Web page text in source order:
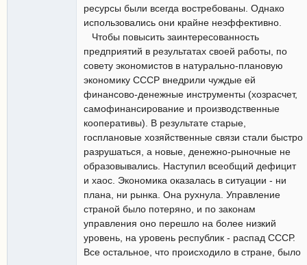
ресурсы были всегда востребованы. Однако
использовались они крайне неэффективно.
Чтобы повысить заинтересованность
предприятий в результатах своей работы, по
совету экономистов в натурально-плановую
экономику СССР внедрили чуждые ей
финансово-денежные инструменты (хозрасчет,
самофинансирование и производственные
кооперативы). В результате старые,
госплановые хозяйственные связи стали быстро
разрушаться, а новые, денежно-рыночные не
образовывались. Наступил всеобщий дефицит
и хаос. Экономика оказалась в ситуации - ни
плана, ни рынка. Она рухнула. Управление
страной было потеряно, и по законам
управления оно перешло на более низкий
уровень, на уровень республик - распад СССР.
Все остальное, что происходило в стране, было